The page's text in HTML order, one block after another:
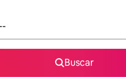
Buscar